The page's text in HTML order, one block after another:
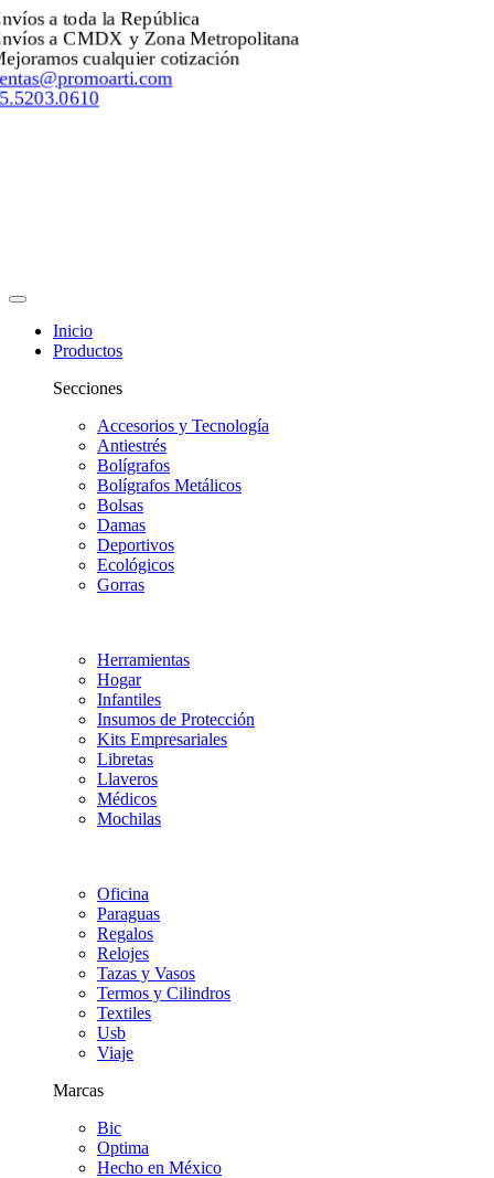
Envíos a toda la República
Envíos a CMDX y Zona Metropolitana
Mejoramos cualquier cotización
ventas@promoarti.com
55.5203.0610
Inicio
Productos
Secciones
Accesorios y Tecnología
Antiestrés
Bolígrafos
Bolígrafos Metálicos
Bolsas
Damas
Deportivos
Ecológicos
Gorras
Herramientas
Hogar
Infantiles
Insumos de Protección
Kits Empresariales
Libretas
Llaveros
Médicos
Mochilas
Oficina
Paraguas
Regalos
Relojes
Tazas y Vasos
Termos y Cilindros
Textiles
Usb
Viaje
Marcas
Bic
Optima
Hecho en México